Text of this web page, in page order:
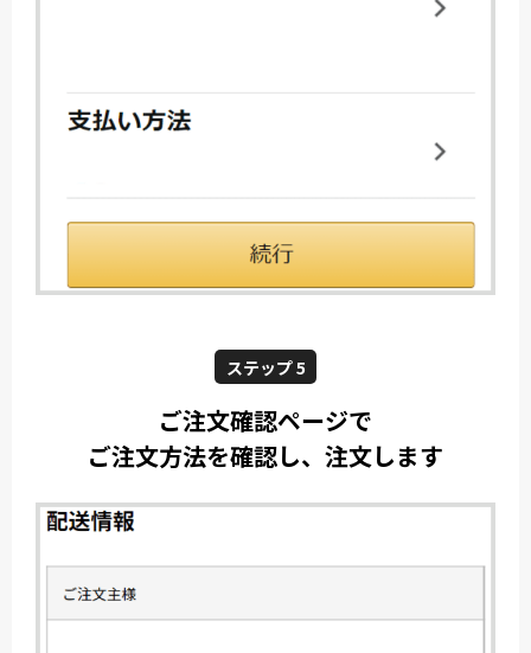
ステップ 5
ご注文確認ページで
ご注文方法を確認し、注文します